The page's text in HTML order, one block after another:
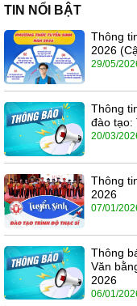
TIN NỔI BẬT
Thông
2026
29/05/
Thông
đào tạo:
20/03/
Thông
2026
07/01/
Thông
Văn
2026
06/01/